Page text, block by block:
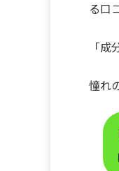
る口
「
憧れ